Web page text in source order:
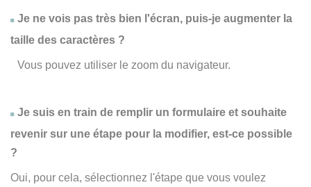
Je ne vois pas très bien l'écran, puis-je augmenter la
taille des caractères ?
Vous pouvez utiliser le zoom du navigateur.
Je suis en train de remplir un formulaire et souhaite
revenir sur une étape pour la modifier, est-ce possible
?
Oui, pour cela, sélectionnez l'étape que vous voulez